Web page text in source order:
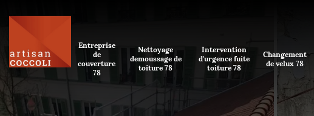
Entreprise
de
couverture
78
Nettoyage
demoussage de
toiture 78
Intervention
d'urgence fuite
toiture 78
Changement
de velux 78